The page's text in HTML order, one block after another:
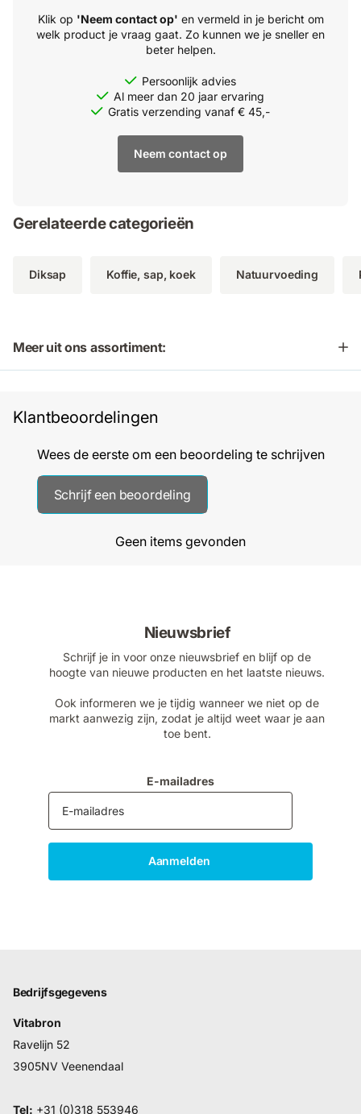
Klik op 'Neem contact op' en vermeld in je bericht om
welk product je vraag gaat. Zo kunnen we je sneller en
beter helpen.
Persoonlijk advies
Al meer dan 20 jaar ervaring
Gratis verzending vanaf € 45,-
Neem contact op
Gerelateerde categorieën
Diksap Koffie, sap, koek Natuurvoeding
Meer uit ons assortiment:
Klantbeoordelingen
Wees de eerste om een beoordeling te schrijven
Schrijf een beoordeling
Geen items gevonden
Nieuwsbrief
Schrijf je in voor onze nieuwsbrief en blijf op de
hoogte van nieuwe producten en het laatste nieuws.
Ook informeren we je tijdig wanneer we niet op de
markt aanwezig zijn, zodat je altijd weet waar je aan
toe bent.
E-mailadres
Aanmelden
Bedrijfsgegevens
Vitabron
Ravelijn 52
3905NV Veenendaal
Tel: +31 (0)318 553946